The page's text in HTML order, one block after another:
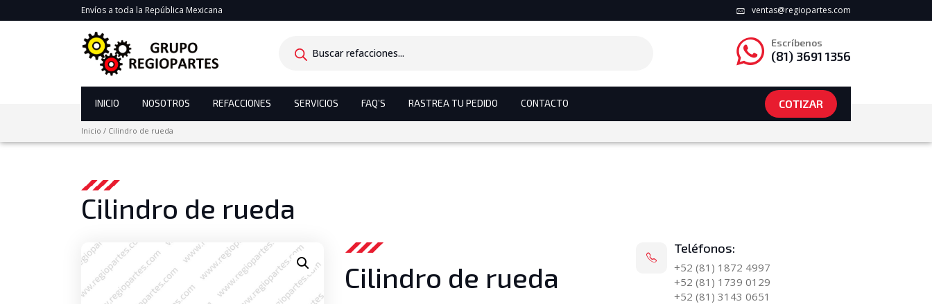
Envíos a toda la República Mexicana ventas@regiopartes.com
search Escríbenos
(81) 3691 1356
INICIO NOSOTROS REFACCIONES SERVICIOS FAQ’S RASTREA TU PEDIDO CONTACTO COTIZAR
Inicio / Cilindro de rueda
Cilindro de rueda
Cilindro de rueda
Teléfonos:
+52 (81) 1872 4997
+52 (81) 1739 0129
+52 (81) 3143 0651